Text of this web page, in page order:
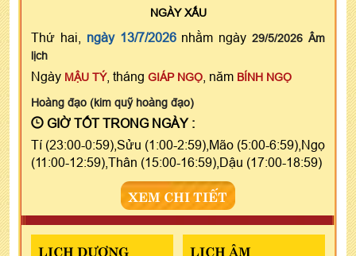
NGÀYXẤU
Thứ hai, ngày 13/7/2026nhằm ngày29/5/2026 Âm
lịch
Ngày MẬU TÝ, tháng GIÁP NGỌ , năm BÍNH NGỌ
Hoàng đạo (kim quỹ hoàng đạo)
GIỜ TỐT TRONG NGÀY :
Tí (23:00-0:59),Sửu (1:00-2:59),Mão (5:00-6:59),Ngọ
(11:00-12:59),Thân (15:00-16:59),Dậu (17:00-18:59)
XEM CHI TIẾT
LỊCH DƯƠNG LỊCH ÂM